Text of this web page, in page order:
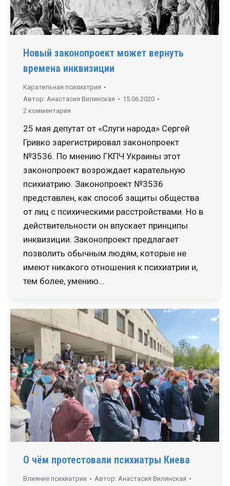
Новый законопроект может вернуть
времена инквизиции
Карательная психиатрия
Автор: Анастасия Вилинская
15.06.2020
2 комментария
25 мая депутат от «Слуги народа» Сергей
Гривко зарегистрировал законопроект
№3536. По мнению ГКПЧ Украины этот
законопроект возрождает карательную
психиатрию. Законопроект №3536
представлен, как способ защиты общества
от лиц с психическими расстройствами. Но в
действительности он впускает принципы
инквизиции. Законопроект предлагает
позволить обычным людям, которые не
имеют никакого отношения к психиатрии и,
тем более, умению…
О чём протестовали психиатры Киева
Влияние психиатрии Автор: Анастасия Вилинская